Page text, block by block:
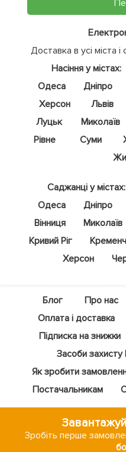
Доставка в усі міста
Насіння у містах:
Одеса
Дніпро
Херсон
Львів
Луцьк
Миколаїв
Рівне
Суми
Саджанці у містах:
Одеса
Дніпро
Вінниця
Миколаїв
Кривий Ріг
Херсон
Блог Про нас
Оплата і доставка
Підписка на знижки
Засоби захисту
Як зробити
Постачальникам
Зробіть перше